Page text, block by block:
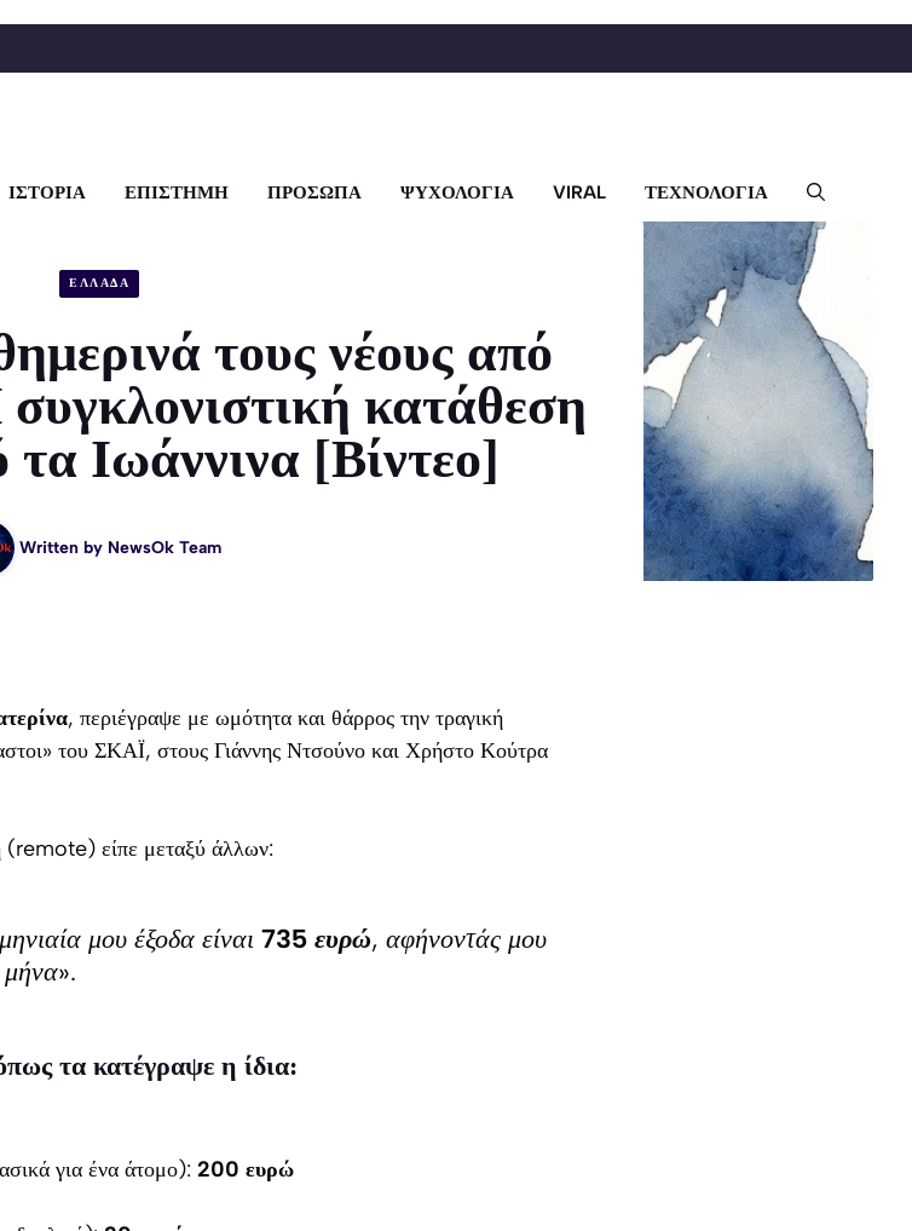
ΙΣΤΟΡΙΑ ΕΠΙΣΤΗΜΗ ΠΡΟΣΩΠΑ ΨΥΧΟΛΟΓΙΑ VIRAL ΤΕΧΝΟΛΟΓΙΑ
ΕΛΛΑΔΑ
τους νέους από
κατάθεση
τα Ιωάννινα [Βίντεο]
Written by NewsOk Team
, περιέγραψε με ωμότητα και θάρρος την τραγική
του ΣΚΑΪ, στους Γιάννης Ντσούνο και Χρήστο Κούτρα
(remote) είπε μεταξύ άλλων:
μου έξοδα είναι 735 ευρώ, αφήνοντάς μου
μήνα».
τα κατέγραψε η ίδια:
για ένα άτομο): 200 ευρώ